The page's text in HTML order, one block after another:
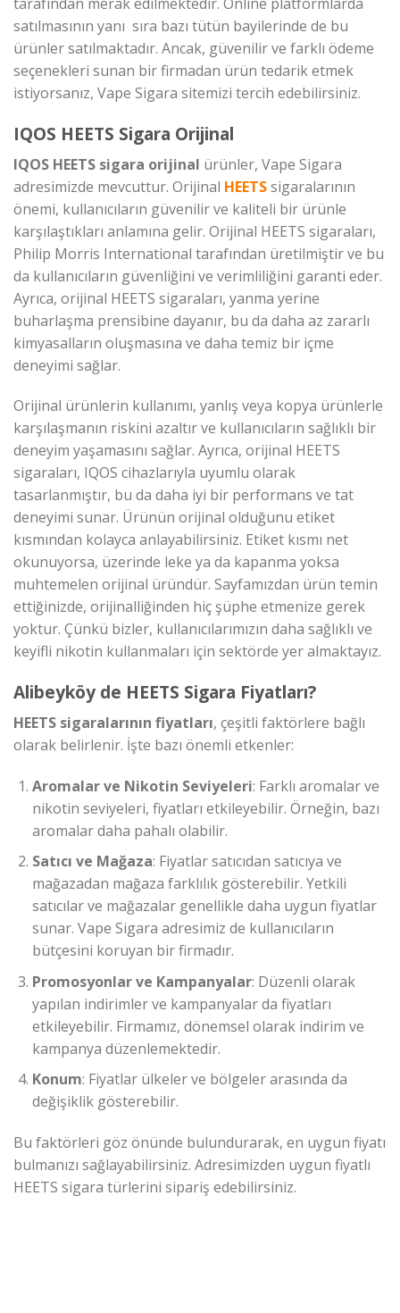
satılmasının yanı sıra bazı tütün bayilerinde de bu
ürünler satılmaktadır. Ancak, güvenilir ve farklı ödeme
seçenekleri sunan bir firmadan ürün tedarik etmek
istiyorsanız, Vape Sigara sitemizi tercih edebilirsiniz.
IQOS HEETS Sigara Orijinal
IQOS HEETS sigara orijinal ürünler, Vape Sigara
adresimizde mevcuttur. Orijinal HEETSsigaralarının
önemi, kullanıcıların güvenilir ve kaliteli bir ürünle
karşılaştıkları anlamına gelir. Orijinal HEETS sigaraları,
Philip Morris International tarafından üretilmiştir ve bu
da kullanıcıların güvenliğini ve verimliliğini garanti eder.
Ayrıca, orijinal HEETS sigaraları, yanma yerine
buharlaşma prensibine dayanır, bu da daha az zararlı
kimyasalların oluşmasına ve daha temiz bir içme
deneyimi sağlar.
Orijinal ürünlerin kullanımı, yanlış veya kopya ürünlerle
karşılaşmanın riskini azaltır ve kullanıcıların sağlıklı bir
deneyim yaşamasını sağlar. Ayrıca, orijinal HEETS
sigaraları, IQOS cihazlarıyla uyumlu olarak
tasarlanmıştır, bu da daha iyi bir performans ve tat
deneyimi sunar. Ürünün orijinal olduğunu etiket
kısmından kolayca anlayabilirsiniz. Etiket kısmı net
okunuyorsa, üzerinde leke ya da kapanma yoksa
muhtemelen orijinal üründür. Sayfamızdan ürün temin
ettiğinizde, orijinalliğinden hiç şüphe etmenize gerek
yoktur. Çünkü bizler, kullanıcılarımızın daha sağlıklı ve
keyifli nikotin kullanmaları için sektörde yer almaktayız.
Alibeyköy de HEETS Sigara Fiyatları?
HEETS sigaralarının fiyatları, çeşitli faktörlere bağlı
olarak belirlenir. İşte bazı önemli etkenler:
Aromalar ve Nikotin Seviyeleri: Farklı aromalar ve
nikotin seviyeleri, fiyatları etkileyebilir. Örneğin, bazı
aromalar daha pahalı olabilir.
Satıcı ve Mağaza: Fiyatlar satıcıdan satıcıya ve
mağazadan mağaza farklılık gösterebilir. Yetkili
satıcılar ve mağazalar genellikle daha uygun fiyatlar
sunar. Vape Sigara adresimiz de kullanıcıların
bütçesini koruyan bir firmadır.
Promosyonlar ve Kampanyalar: Düzenli olarak
yapılan indirimler ve kampanyalar da fiyatları
etkileyebilir. Firmamız, dönemsel olarak indirim ve
kampanya düzenlemektedir.
Konum: Fiyatlar ülkeler ve bölgeler arasında da
değişiklik gösterebilir.
Bu faktörleri göz önünde bulundurarak, en uygun fiyatı
bulmanızı sağlayabilirsiniz. Adresimizden uygun fiyatlı
HEETS sigara türlerini sipariş edebilirsiniz.